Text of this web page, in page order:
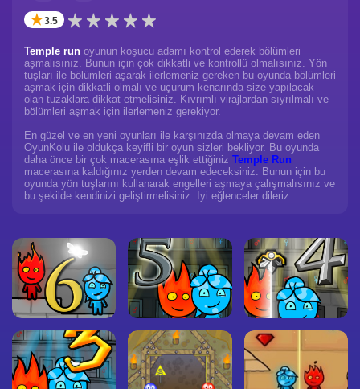
✭3.5
Temple run oyunun koşucu adamı kontrol ederek bölümleri
aşmalısınız. Bunun için çok dikkatli ve kontrollü olmalısınız. Yön
tuşları ile bölümleri aşarak ilerlemeniz gereken bu oyunda bölümleri
aşmak için dikkatli olmalı ve uçurum kenarında size yapılacak
olan tuzaklara dikkat etmelisiniz. Kıvrımlı virajlardan sıyrılmalı ve
bölümleri aşmak için ilerlemeniz gerekiyor.
En güzel ve en yeni oyunları ile karşınızda olmaya devam eden
OyunKolu ile oldukça keyifli bir oyun sizleri bekliyor. Bu oyunda
daha önce bir çok macerasına eşlik ettiğiniz Temple Run
macerasına kaldığınız yerden devam edeceksiniz. Bunun için bu
oyunda yön tuşlarını kullanarak engelleri aşmaya çalışmalısınız ve
bu şekilde kendinizi geliştirmelisiniz. İyi eğlenceler dileriz.